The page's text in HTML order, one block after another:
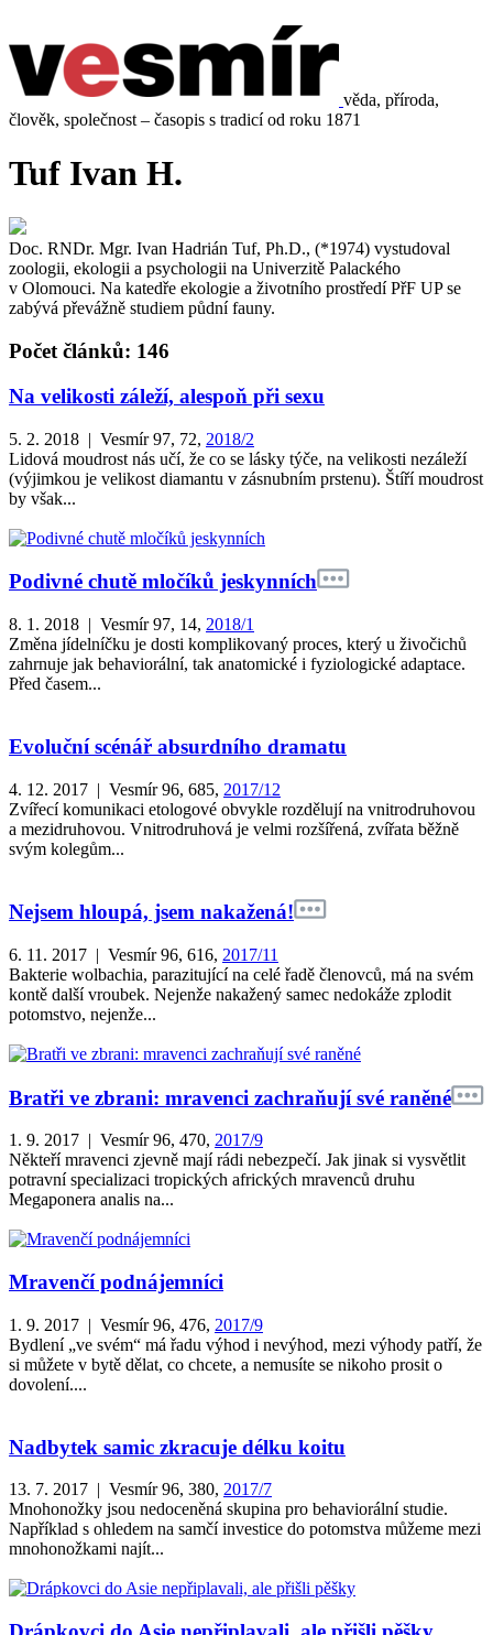
věda, příroda,
člověk, společnost – časopis s tradicí od roku 1871
Tuf Ivan H.
Doc. RNDr. Mgr. Ivan Hadrián Tuf, Ph.D., (*1974) vystudoval
zoologii, ekologii a psychologii na Univerzitě Palackého
v Olomouci. Na katedře ekologie a životního prostředí PřF UP se
zabývá převážně studiem půdní fauny.
Počet článků: 146
Na velikosti záleží, alespoň při sexu
5. 2. 2018 | Vesmír 97, 72, 2018/2
Lidová moudrost nás učí, že co se lásky týče, na velikosti nezáleží
(výjimkou je velikost diamantu v zásnubním prstenu). Štíří moudrost
by však...
Podivné chutě mločíků jeskynních
8. 1. 2018 | Vesmír 97, 14, 2018/1
Změna jídelníčku je dosti komplikovaný proces, který u živočichů
zahrnuje jak behaviorální, tak anatomické i fyziologické adaptace.
Před časem...
Evoluční scénář absurdního dramatu
4. 12. 2017 | Vesmír 96, 685, 2017/12
Zvířecí komunikaci etologové obvykle rozdělují na vnitrodruhovou
a mezidruhovou. Vnitrodruhová je velmi rozšířená, zvířata běžně
svým kolegům...
Nejsem hloupá, jsem nakažená!
6. 11. 2017 | Vesmír 96, 616, 2017/11
Bakterie wolbachia, parazitující na celé řadě členovců, má na svém
kontě další vroubek. Nejenže nakažený samec nedokáže zplodit
potomstvo, nejenže...
Bratři ve zbrani: mravenci zachraňují své raněné
1. 9. 2017 | Vesmír 96, 470, 2017/9
Někteří mravenci zjevně mají rádi nebezpečí. Jak jinak si vysvětlit
potravní specializaci tropických afrických mravenců druhu
Megaponera analis na...
Mravenčí podnájemníci
1. 9. 2017 | Vesmír 96, 476, 2017/9
Bydlení „ve svém“ má řadu výhod i nevý­hod, mezi výhody patří, že
si můžete v bytě dělat, co chcete, a nemusíte se nikoho prosit o
dovolení....
Nadbytek samic zkracuje délku koitu
13. 7. 2017 | Vesmír 96, 380, 2017/7
Mnohonožky jsou nedoceněná skupina pro behaviorální studie.
Například s ohledem na samčí investice do potomstva můžeme mezi
mnohonožkami najít...